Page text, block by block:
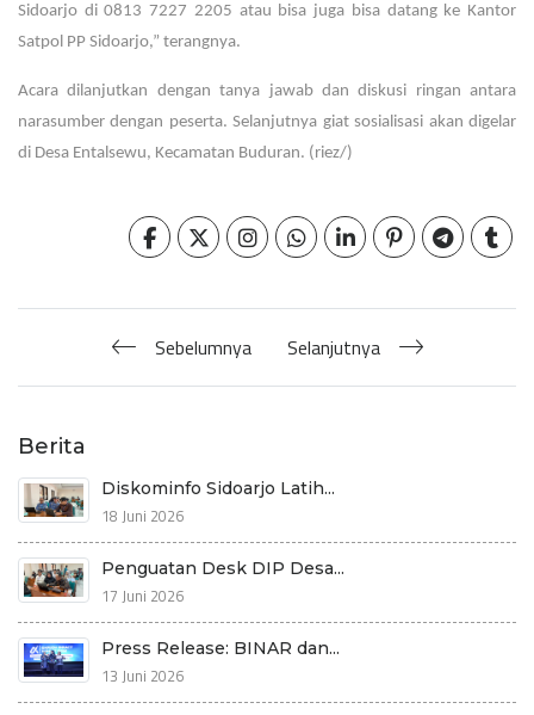
Sidoarjo di 0813 7227 2205 atau bisa juga bisa datang ke Kantor
Satpol PP Sidoarjo,” terangnya.
Acara dilanjutkan dengan tanya jawab dan diskusi ringan antara
narasumber dengan peserta. Selanjutnya giat sosialisasi akan digelar
di Desa Entalsewu, Kecamatan Buduran. (riez/)
Sebelumnya Selanjutnya
Berita
Diskominfo Sidoarjo Latih...
18 Juni 2026
Penguatan Desk DIP Desa...
17 Juni 2026
Press Release: BINAR dan...
13 Juni 2026